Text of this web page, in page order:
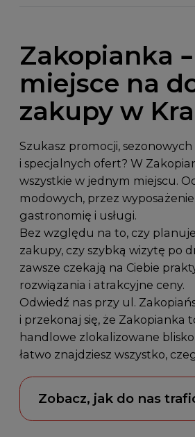
Zakopianka
miejsce na
zakupy w
Szukasz promocji, sezonowych
i specjalnych ofert? W
wszystkie w jednym miejscu.
modowych, przez
gastronomię i usługi.
Bez względu na to, czy
zakupy, czy szybką wizytę po
zawsze czekają na Ciebie
rozwiązania i atrakcyjne ceny.
Odwiedź nas przy ul.
i przekonaj się, że Zakopianka
handlowe zlokalizowane blisko
łatwo znajdziesz wszystko,
Zobacz, jak do nas